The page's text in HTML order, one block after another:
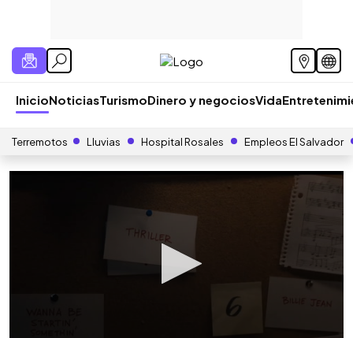
InicioNoticiasTurismoDinero y negociosVida
Terremotos Lluvias Hospital Rosales Empleos El Salvador